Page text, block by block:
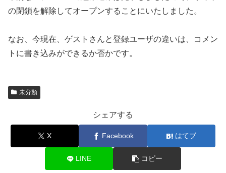
の閉鎖を解除してオープンすることにいたしました。
なお、今現在、ゲストさんと登録ユーザの違いは、コメン
トに書き込みができるか否かです。
未分類
シェアする
X Facebook はてブ
LINE コピー